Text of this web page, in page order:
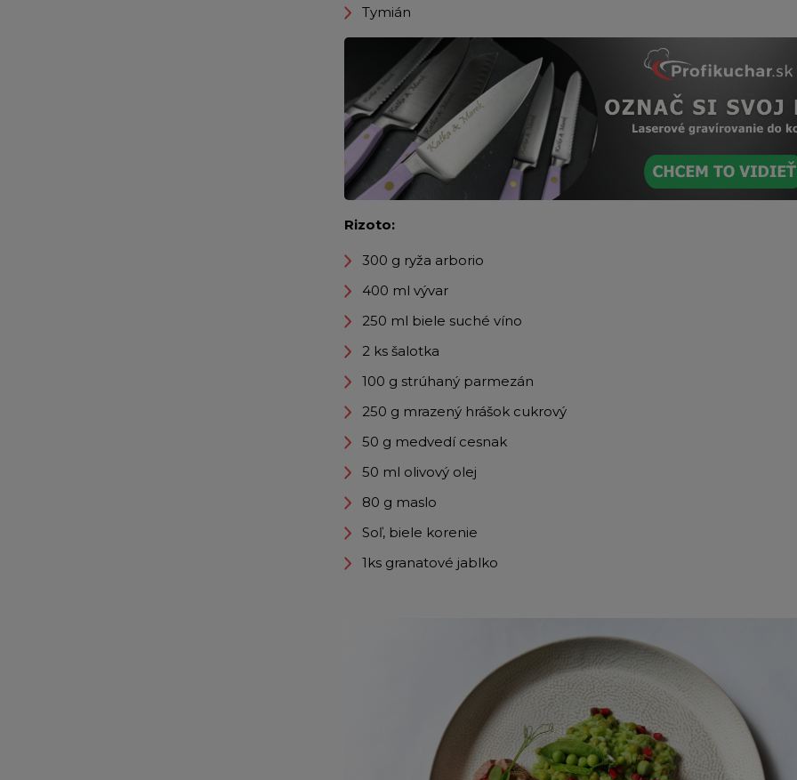
Tymián
Rizoto:
300 g ryža arborio
400 ml vývar
250 ml biele suché víno
2 ks šalotka
100 g strúhaný parmezán
250 g mrazený hrášok cukrový
50 g medvedí cesnak
50 ml olivový olej
80 g maslo
Soľ, biele korenie
1ks granatové jablko